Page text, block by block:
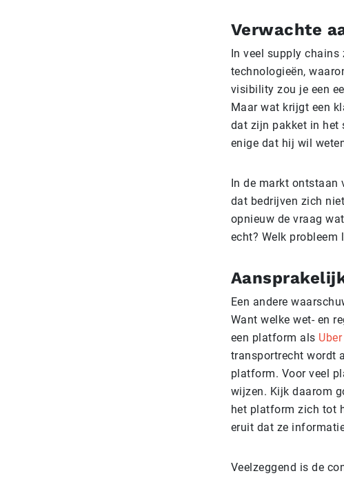
Verwachte
In veel supply chains
technologieën,
visibility zou je een
Maar wat krijgt een
dat zijn pakket in het
enige dat hij wil
In de markt ontstaan
dat bedrijven zich
opnieuw de vraag
echt? Welk probleem
Een andere
Want welke wet- en
een platform als
transportrecht wordt
platform. Voor veel
wijzen. Kijk daarom
het platform zich tot
eruit dat ze
Veelzeggend is de